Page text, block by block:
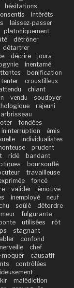
hésitations
intérêts
laissez-passer
platoniquement
détrôner
détartrer
décrire
jours
inentamé
bonification
tenter
croustilleux
chiant
vendu
soudoyer
rajeuni
arbrisseau
fondées
ininterruption
émis
individualistes
prudent
ridé
bandant
boursouflé
travailleuse
foncé
valider
émotive
inemployé
neuf
soûlé
détordre
fulgurante
utilisées
rôt
stagnant
confond
chef
moquer
causatif
contrôlées
malédiction